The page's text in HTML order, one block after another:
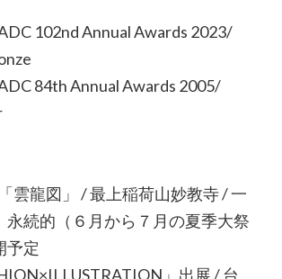
102nd Annual Awards 2023/
84th Annual Awards 2005/
雲龍図」 / 最上稲荷山妙教寺 / 一
永続的（６月から７月の夏季大祭
予定
」出展 / 台